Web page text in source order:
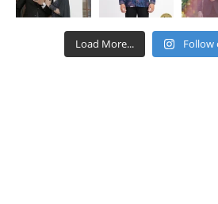
Load More... Follow